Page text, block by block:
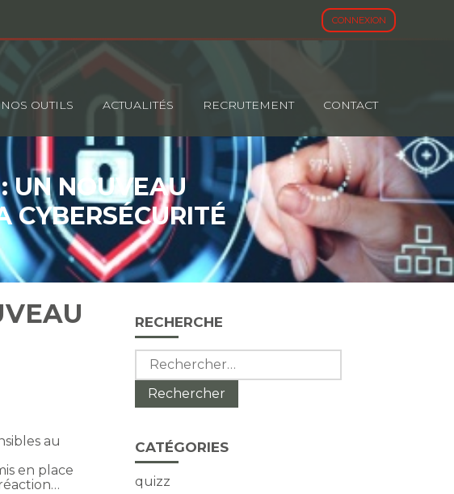
CONNEXION
NOS OUTILS ACTUALITÉS RECRUTEMENT CONTACT
UN NOUVEAU
CYBERSÉCURITÉ
au
en place
Blog
sidebar
RECHERCHE
Rechercher :
CATÉGORIES
quizz